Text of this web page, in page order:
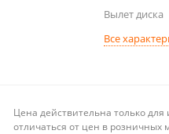
Вылет диска
Все
Цена действительна только
отличаться от цен в розничных